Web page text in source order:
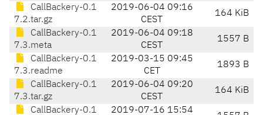
CallBackery-0.1
7.2.tar.gz
2019-06-04 09:16
CEST
164 KiB
CallBackery-0.1
7.3.meta
2019-06-04 09:18
CEST
1557 B
CallBackery-0.1
7.3.readme
2019-03-15 09:45
CET
1893 B
CallBackery-0.1
7.3.tar.gz
2019-06-04 09:20
CEST
164 KiB
CallBackery-0.1 2019-07-16 15:54